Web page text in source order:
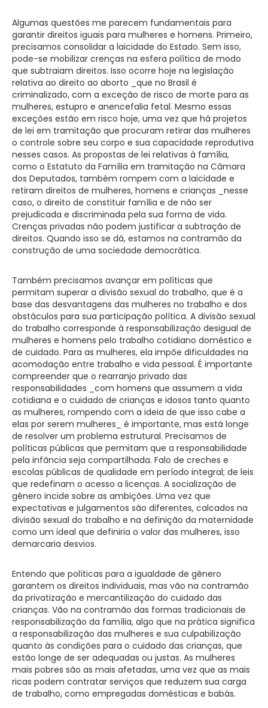
Algumas questões me parecem fundamentais para
garantir direitos iguais para mulheres e homens. Primeiro,
precisamos consolidar a laicidade do Estado. Sem isso,
pode-se mobilizar crenças na esfera política de modo
que subtraiam direitos. Isso ocorre hoje na legislação
relativa ao direito ao aborto _que no Brasil é
criminalizado, com a exceção de risco de morte para as
mulheres, estupro e anencefalia fetal. Mesmo essas
exceções estão em risco hoje, uma vez que há projetos
de lei em tramitação que procuram retirar das mulheres
o controle sobre seu corpo e sua capacidade reprodutiva
nesses casos. As propostas de lei relativas à família,
como o Estatuto da Família em tramitação na Câmara
dos Deputados, também rompem com a laicidade e
retiram direitos de mulheres, homens e crianças _nesse
caso, o direito de constituir família e de não ser
prejudicada e discriminada pela sua forma de vida.
Crenças privadas não podem justificar a subtração de
direitos. Quando isso se dá, estamos na contramão da
construção de uma sociedade democrática.
Também precisamos avançar em políticas que
permitam superar a divisão sexual do trabalho, que é a
base das desvantagens das mulheres no trabalho e dos
obstáculos para sua participação política. A divisão sexual
do trabalho corresponde à responsabilização desigual de
mulheres e homens pelo trabalho cotidiano doméstico e
de cuidado. Para as mulheres, ela impõe dificuldades na
acomodação entre trabalho e vida pessoal. É importante
compreender que o rearranjo privado das
responsabilidades _com homens que assumem a vida
cotidiana e o cuidado de crianças e idosos tanto quanto
as mulheres, rompendo com a ideia de que isso cabe a
elas por serem mulheres_ é importante, mas está longe
de resolver um problema estrutural. Precisamos de
políticas públicas que permitam que a responsabilidade
pela infância seja compartilhada. Falo de creches e
escolas públicas de qualidade em período integral; de leis
que redefinam o acesso a licenças. A socialização de
gênero incide sobre as ambições. Uma vez que
expectativas e julgamentos são diferentes, calcados na
divisão sexual do trabalho e na definição da maternidade
como um ideal que definiria o valor das mulheres, isso
demarcaria desvios.
Entendo que políticas para a igualdade de gênero
garantem os direitos individuais, mas vão na contramão
da privatização e mercantilização do cuidado das
crianças. Vão na contramão das formas tradicionais de
responsabilização da família, algo que na prática significa
a responsabilização das mulheres e sua culpabilização
quanto às condições para o cuidado das crianças, que
estão longe de ser adequadas ou justas. As mulheres
mais pobres são as mais afetadas, uma vez que as mais
ricas podem contratar serviços que reduzem sua carga
de trabalho, como empregadas domésticas e babás.